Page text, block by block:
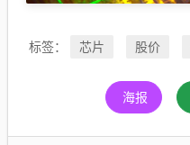
标签： 芯片 股价
海报